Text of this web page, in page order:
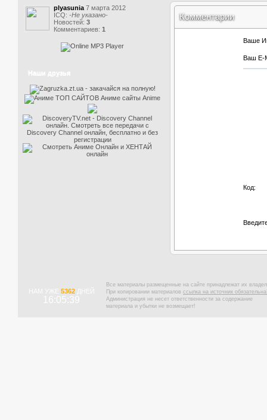
plyasunia 7 марта 2012
ICQ: -Не указано-
Новостей: 3
Комментариев: 1
Наши друзья
Комментарии
Ваше
Ваш E-
Код:
НАМ УЖЕ 5362ДНЕЙ
16:05:40
Все материалы размещенные на сайте принадлежат их
При копировании материалов ссылка на источник
Администрация не несет ответственности за содержание
материала и убытки не возмещает!